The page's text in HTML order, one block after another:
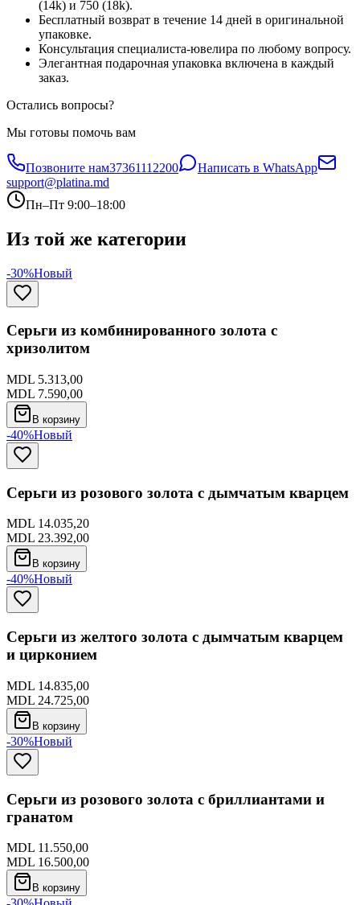
(14k) и 750 (18k).
Бесплатный возврат в течение 14 дней в оригинальной
упаковке.
Консультация специалиста-ювелира по любому вопросу.
Элегантная подарочная упаковка включена в каждый
заказ.
Остались вопросы?
Мы готовы помочь вам
Позвоните нам37361112200
Написать в WhatsApp
support@platina.md
Пн–Пт 9:00–18:00
Из той же категории
-30%Новый
Серьги из комбинированного золота с
хризолитом
MDL 5.313,00
MDL 7.590,00
В корзину
-40%Новый
Серьги из розового золота с дымчатым кварцем
MDL 14.035,20
MDL 23.392,00
В корзину
-40%Новый
Серьги из желтого золота с дымчатым кварцем
и цирконием
MDL 14.835,00
MDL 24.725,00
В корзину
-30%Новый
Серьги из розового золота с бриллиантами и
гранатом
MDL 11.550,00
MDL 16.500,00
В корзину